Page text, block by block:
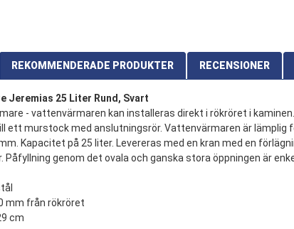
REKOMMENDERADE PRODUKTER RECENSIONER
Jeremias 25 Liter Rund, Svart
- vattenvärmaren kan installeras direkt i rökröret i
ett murstock med anslutningsrör. Vattenvärmaren är lämplig
Kapacitet på 25 liter. Levereras med en kran med en
genom det ovala och ganska stora öppningen är
mm från rökröret
cm